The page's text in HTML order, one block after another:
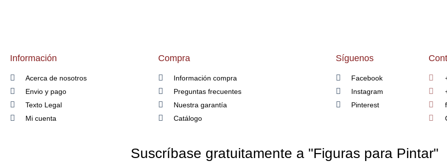
Información
Acerca de nosotros
Envio y pago
Texto Legal
Mi cuenta
Compra
Información compra
Preguntas frecuentes
Nuestra garantía
Catálogo
Síguenos
Facebook
Instagram
Pinterest
Suscríbase gratuitamente a "Figuras para Pintar"